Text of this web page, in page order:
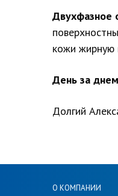
Двухфазное
кожи жирную
День за
Долгий
О КОМПАНИИ